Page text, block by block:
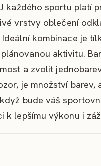
každého sportu platí
vrstvy oblečení
kombinace je
aktivitu.
a zvolit
je množství barev,
bude váš
k lepšímu výkonu i